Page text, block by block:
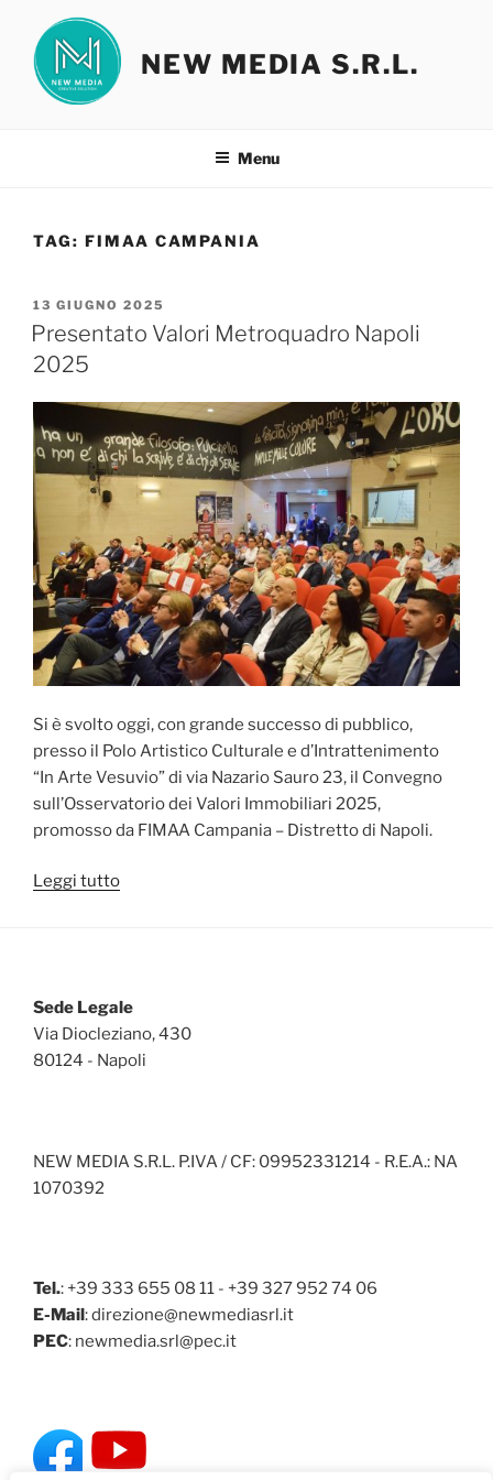
contenuto
NEW MEDIA S.R.L.
Menu
TAG: FIMAA CAMPANIA
PUBBLICATO
IL
13 GIUGNO 2025
Presentato Valori Metroquadro Napoli
2025
Si è svolto oggi, con grande successo di pubblico,
presso il Polo Artistico Culturale e d’Intrattenimento
“In Arte Vesuvio” di via Nazario Sauro 23, il Convegno
sull’Osservatorio dei Valori Immobiliari 2025,
promosso da FIMAA Campania – Distretto di Napoli.
Leggi tutto“Presentato
Sede Legale
Via Diocleziano, 430
80124 - Napoli
NEW MEDIA S.R.L. P.IVA / CF: 09952331214 - R.E.A.: NA
1070392
Tel.: +39 333 655 08 11 - +39 327 952 74 06
E-Mail : direzione@newmediasrl.it
PEC: newmedia.srl@pec.it